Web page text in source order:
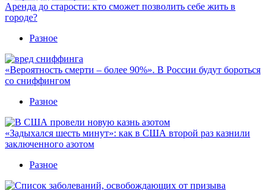
Аренда до старости: кто сможет позволить себе жить в
городе?
Разное
«Вероятность смерти – более 90%». В России будут бороться
со сниффингом
Разное
«Задыхался шесть минут»: как в США второй раз казнили
заключенного азотом
Разное